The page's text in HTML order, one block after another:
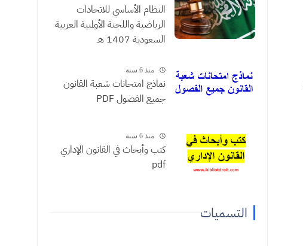
النظام الأساسي للاتحادات
الرياضية واللجنة الأولمبية العربية
السعودية 1407 هـ
منذ 6 سنة
نماذج امتحانات شعبة القانون
جميع الفصول PDF
منذ 6 سنة
كتب وأبحاث في القانون الإداري
pdf
التسميات